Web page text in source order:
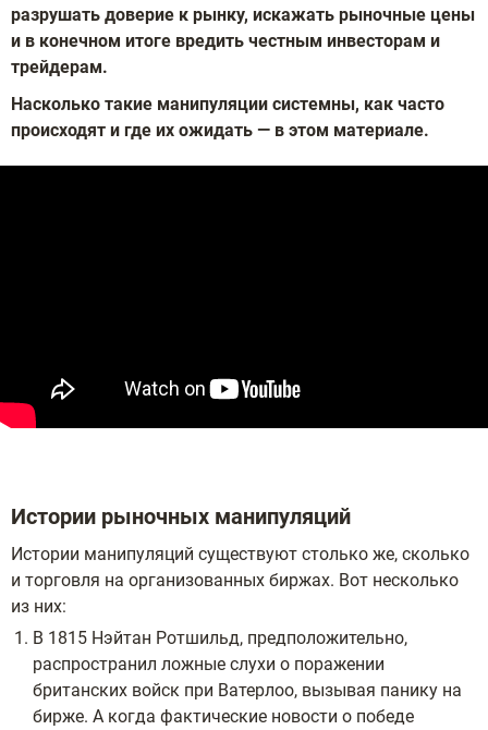
разрушать доверие к рынку, искажать рыночные цены
и в конечном итоге вредить честным инвесторам и
трейдерам.
Насколько такие манипуляции системны, как часто
происходят и где их ожидать — в этом материале.
Истории рыночных манипуляций
Истории манипуляций существуют столько же, сколько
и торговля на организованных биржах. Вот несколько
из них:
В 1815 Нэйтан Ротшильд, предположительно,
распространил ложные слухи о поражении
британских войск при Ватерлоо, вызывая панику на
бирже. А когда фактические новости о победе